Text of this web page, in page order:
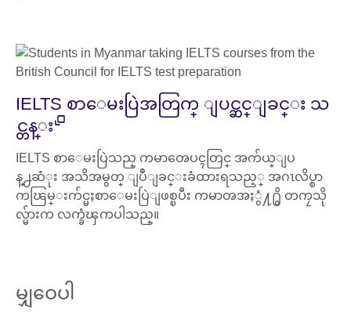
IELTS စာေမးပြဲအတြက္ ျပင္ဆင္ျခင္း သ
င္တန္း
IELTS စာေမးပြဲသည္ ကမာၻေပၚတြင္ အက်ယ္ျပ
န္႕ဆံုး အသိအမွတ္ ျပဳျခင္းခံထားရသည့္ အဂၤလိပ္စာ
ကၽြမ္းက်င္မႈစာေမးပြဲျဖစ္ၿပီး ကမာၻအႏွံ႔႐ွိ တကၠသို
လ္မ်ားက လက္ခံၾကပါသည္။
မျှဝေပါ